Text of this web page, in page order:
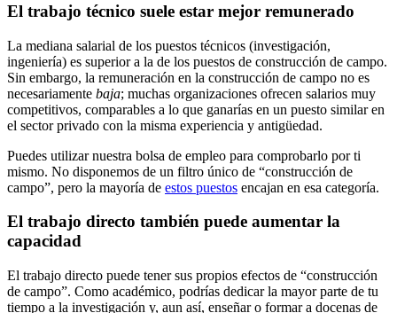
El trabajo técnico suele estar mejor remunerado
La mediana salarial de los puestos técnicos (investigación,
ingeniería) es superior a la de los puestos de construcción de campo.
Sin embargo, la remuneración en la construcción de campo no es
necesariamente baja; muchas organizaciones ofrecen salarios muy
competitivos, comparables a lo que ganarías en un puesto similar en
el sector privado con la misma experiencia y antigüedad.
Puedes utilizar nuestra bolsa de empleo para comprobarlo por ti
mismo. No disponemos de un filtro único de “construcción de
campo”, pero la mayoría de estos puestos encajan en esa categoría.
El trabajo directo también puede aumentar la
capacidad
El trabajo directo puede tener sus propios efectos de “construcción
de campo”. Como académico, podrías dedicar la mayor parte de tu
tiempo a la investigación y, aun así, enseñar o formar a docenas de